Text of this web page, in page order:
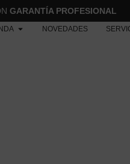
GARANTÍA PROFESIONAL
NOVEDADES